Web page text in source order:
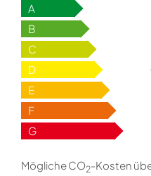
A
B
C
D
E
F
G
Mögliche CO2-Kosten